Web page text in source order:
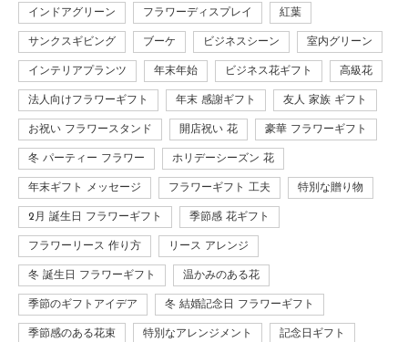
インドアグリーン フラワーディスプレイ 紅葉
サンクスギビング ブーケ ビジネスシーン 室内グリーン
インテリアプランツ 年末年始 ビジネス花ギフト 高級花
法人向けフラワーギフト 年末 感謝ギフト 友人 家族 ギフト
お祝い フラワースタンド 開店祝い 花 豪華 フラワーギフト
冬 パーティー フラワー ホリデーシーズン 花
年末ギフト メッセージ フラワーギフト 工夫 特別な贈り物
2月 誕生日 フラワーギフト 季節感 花ギフト
フラワーリース 作り方 リース アレンジ
冬 誕生日 フラワーギフト 温かみのある花
季節のギフトアイデア 冬 結婚記念日 フラワーギフト
季節感のある花束 特別なアレンジメント 記念日ギフト